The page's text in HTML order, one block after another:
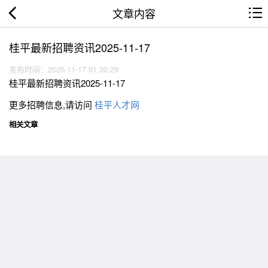
文章内容
桂平最新招聘资讯2025-11-17
发布时间：2025-11-17 01:30:29
桂平最新招聘资讯2025-11-17
更多招聘信息,请访问 桂平人才网
相关文章